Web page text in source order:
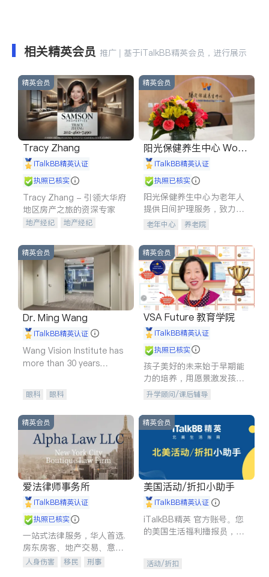
相关精英会员 推广 | 基于iTalkBB精英会员，进行展示
精英会员
Tracy Zhang
iTalkBB精英认证
执照已核实
Tracy Zhang - 引领大华府
地区房产之旅的资深专家
地产经纪
地产经纪
商铺租售
开发商建商
精英会员
阳光保健养生中心 World
shine
iTalkBB精英认证
执照已核实
阳光保健养生中心为老年人
提供日间护理服务，致力于
通过持续的护理创新来有效
老年中心 养老院
精英会员
Dr. Ming Wang
iTalkBB精英认证
Wang Vision Institute has
more than 30 years
眼科 眼科
精英会员
VSA Future 教育学院
iTalkBB精英认证
执照已核实
孩子美好的未来始于早期能
力的培养，用愿景激发孩子
的学习潜力和动力。理念：
拥有成长型心态是成功的基
石。
升学顾问/课后辅导
精英会员
爱法律师事务所
iTalkBB精英认证
执照已核实
一站式法律服务，华人首选.
房东房客、地产交易、意外
伤害、车祸重伤、商业诉
人身伤害 移民
刑事
精英会员
美国活动/折扣小助手
iTalkBB精英认证
iTalkBB精英 官方账号。您
的美国生活福利播报员，精
专属福利。
活动/折扣